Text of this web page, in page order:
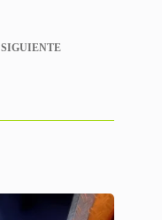
SIGUIENTE